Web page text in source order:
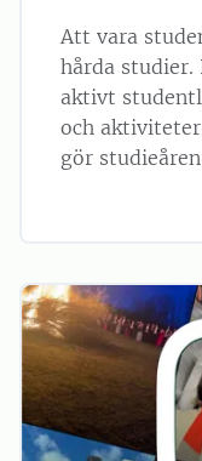
Att vara
hårda studier.
aktivt
och
gör